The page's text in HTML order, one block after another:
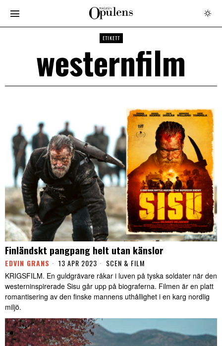
ETIKETT
westernfilm
Finländskt pangpang helt utan känslor
EDVIN GRANS 13 APR 2023 SCEN & FILM
KRIGSFILM. En guldgrävare råkar i luven på tyska soldater när den
westerninspirerade Sisu går upp på biograferna. Filmen är en platt
romantisering av den finske mannens uthållighet i en karg nordlig
miljö.